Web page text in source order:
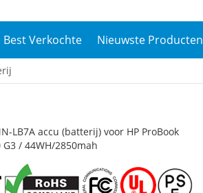
Best Verkochte Nieuwste Producten